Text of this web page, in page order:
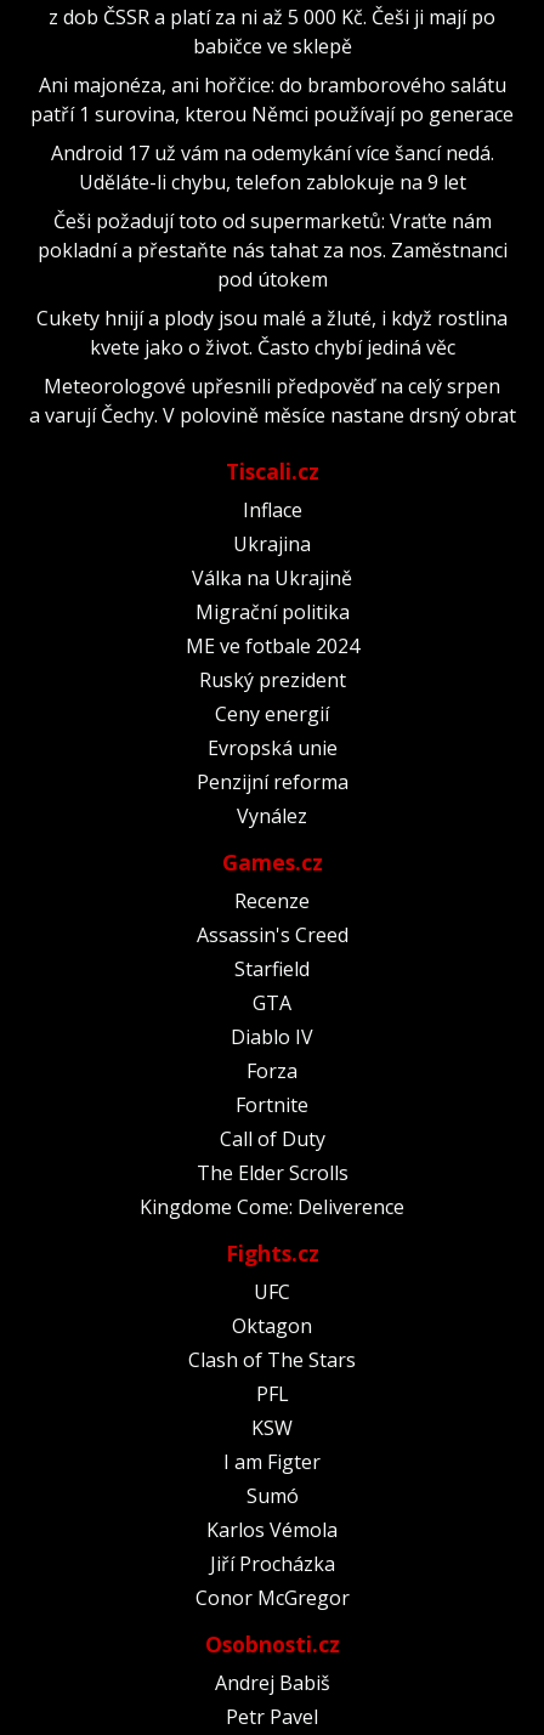
z dob ČSSR a platí za ni až 5 000 Kč. Češi ji mají po
babičce ve sklepě
Ani majonéza, ani hořčice: do bramborového salátu
patří 1 surovina, kterou Němci používají po generace
Android 17 už vám na odemykání více šancí nedá.
Uděláte-li chybu, telefon zablokuje na 9 let
Češi požadují toto od supermarketů: Vraťte nám
pokladní a přestaňte nás tahat za nos. Zaměstnanci
pod útokem
Cukety hnijí a plody jsou malé a žluté, i když rostlina
kvete jako o život. Často chybí jediná věc
Meteorologové upřesnili předpověď na celý srpen
a varují Čechy. V polovině měsíce nastane drsný obrat
Tiscali.cz
Inflace
Ukrajina
Válka na Ukrajině
Migrační politika
ME ve fotbale 2024
Ruský prezident
Ceny energií
Evropská unie
Penzijní reforma
Vynález
Games.cz
Recenze
Assassin's Creed
Starfield
GTA
Diablo IV
Forza
Fortnite
Call of Duty
The Elder Scrolls
Kingdome Come: Deliverence
Fights.cz
UFC
Oktagon
Clash of The Stars
PFL
KSW
I am Figter
Sumó
Karlos Vémola
Jiří Procházka
Conor McGregor
Osobnosti.cz
Andrej Babiš
Petr Pavel